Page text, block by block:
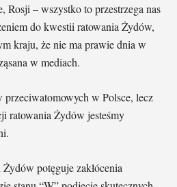
Rosji – wszystko to przestrzega nas
do kwestii ratowania Żydów,
kraju, że nie ma prawie dnia w
w mediach.
w Polsce, lecz
ratowania Żydów jesteśmy
potęguje zakłócenia